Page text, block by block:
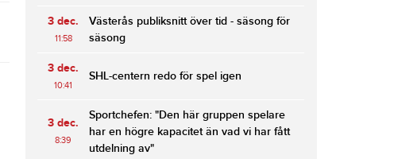
3 dec.
11:58
Västerås publiksnitt över tid - säsong för
säsong
3 dec.
10:41
SHL-centern redo för spel igen
3 dec.
8:39
Sportchefen: "Den här gruppen spelare
har en högre kapacitet än vad vi har fått
utdelning av"